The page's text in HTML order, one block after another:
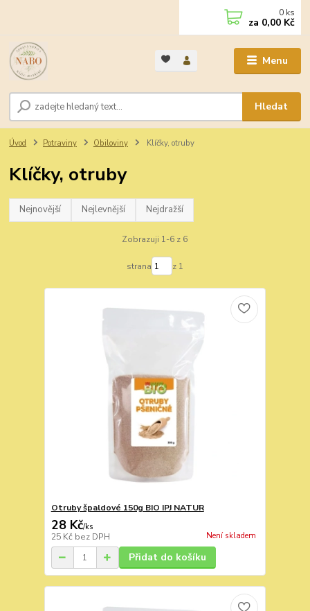
Menu
Hledat
0 ks
za 0,00 Kč
Úvod Potraviny Obiloviny Klíčky, otruby
Klíčky, otruby
Nejnovější Nejlevnější Nejdražší
Zobrazuji 1-6 z 6
strana z 1
Otruby špaldové 150g BIO IPJ NATUR
28 Kč/ks
25 Kč bez DPH Není skladem
Přidat do košíku